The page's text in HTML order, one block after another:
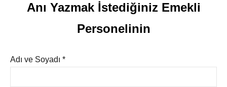
Anı Yazmak İstediğiniz Emekli
Personelinin
Adı ve Soyadı *